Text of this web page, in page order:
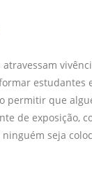
permitir que
de exposição,
seja